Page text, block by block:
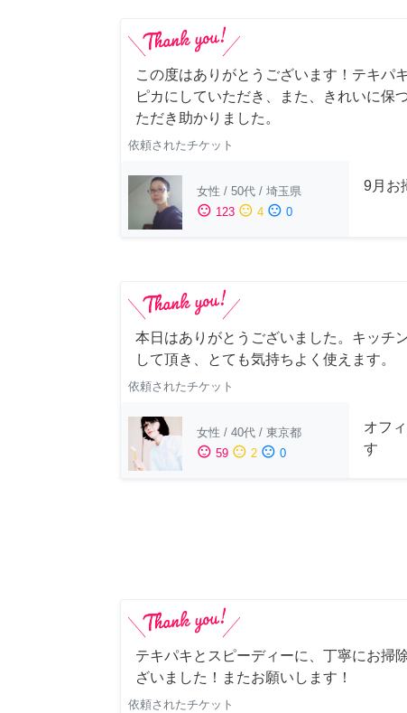
この度はありがとうございます！テキパ
ピカにしていただき、また、きれいに保
ただき助かりました。
依頼されたチケット
女性 / 50代 / 埼玉県
sentiment_satisfied 123 sentiment_neutral 4 sentiment_dissatisfied 0
9月お
本日はありがとうございました。キッチ
して頂き、とても気持ちよく使えます。
依頼されたチケット
女性 / 40代 / 東京都
sentiment_satisfied 59 sentiment_neutral 2 sentiment_dissatisfied 0
オフ
す
テキパキとスピーディーに、丁寧にお掃
ざいました！またお願いします！
依頼されたチケット